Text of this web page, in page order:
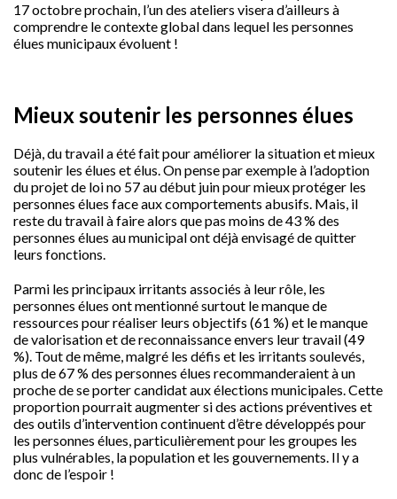
17 octobre prochain, l’un des ateliers visera d’ailleurs à
comprendre le contexte global dans lequel les personnes
élues municipaux évoluent !
Mieux soutenir les personnes élues
Déjà, du travail a été fait pour améliorer la situation et mieux
soutenir les élues et élus. On pense par exemple à l’adoption
du projet de loi no 57 au début juin pour mieux protéger les
personnes élues face aux comportements abusifs. Mais, il
reste du travail à faire alors que pas moins de 43 % des
personnes élues au municipal ont déjà envisagé de quitter
leurs fonctions.
Parmi les principaux irritants associés à leur rôle, les
personnes élues ont mentionné surtout le manque de
ressources pour réaliser leurs objectifs (61 %) et le manque
de valorisation et de reconnaissance envers leur travail (49
%). Tout de même, malgré les défis et les irritants soulevés,
plus de 67 % des personnes élues recommanderaient à un
proche de se porter candidat aux élections municipales. Cette
proportion pourrait augmenter si des actions préventives et
des outils d’intervention continuent d’être développés pour
les personnes élues, particulièrement pour les groupes les
plus vulnérables, la population et les gouvernements. Il y a
donc de l’espoir !